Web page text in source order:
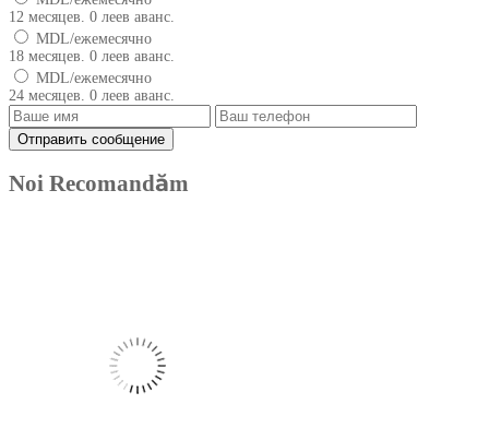
12 месяцев. 0 леев аванс.
MDL/ежемесячно
18 месяцев. 0 леев аванс.
MDL/ежемесячно
24 месяцев. 0 леев аванс.
Noi Recomandăm